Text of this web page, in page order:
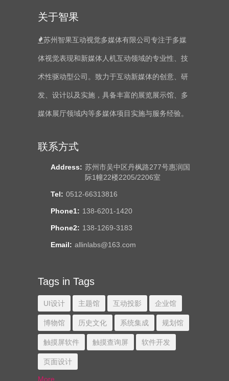
关于智果
苏州智果互动视觉多媒体有限公司专注于多媒
体视觉表现和新媒体人机互动领域的专业性、技
术性驱动型公司。致力于互动新媒体的创意、研
发、设计以及实施，具备丰富的展览展示馆、多
媒体展厅领域内等多媒体项目实施与服务经验。
联系方式
Address: 苏州市吴中区丹枫路277号惠润国
际1幢22楼2205/2206室
Tel: 0512-66313816
Phone1: 138-6201-1420
Phone2: 138-1269-3183
Email: allinlabs@163.com
Tags in Tags
UI设计 主题馆 互动投影 企业馆
博物馆 历史文化 系统集成 规划馆
触摸屏软件 触摸查询屏 软件开发
页面设计
More